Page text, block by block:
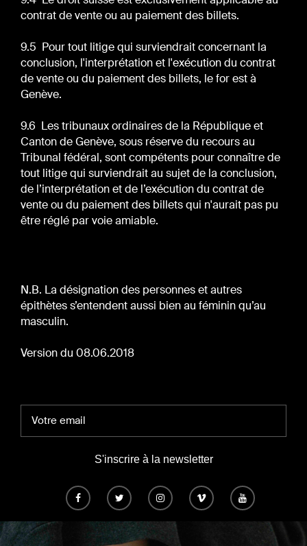
contrat de vente ou au paiement des billets.
9.5 Pour tout litige qui surviendrait concernant la
conclusion, l'interprétation et l'exécution du contrat
de vente ou du paiement des billets, le for est à
Genève.
9.6 Les tribunaux ordinaires de la République et
Canton de Genève, sous réserve du recours au
Tribunal fédéral, sont compétents pour connaître de
tout litige qui surviendrait au sujet de la conclusion,
de l’interprétation et de l’exécution du contrat de
vente ou du paiement des billets qui n'aurait pas pu
être réglé par voie amiable.
N.B. La désignation des personnes et autres
épithètes s’entendent aussi bien au féminin qu’au
masculin.
Version du 08.06.2018
S'inscrire à la newsletter